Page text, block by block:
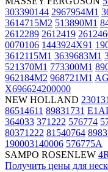
303390144 2967954M1
3614715M2 513890M1
2612289 2612419
0070106 1443924X91
3612115M1 3639683M1
521370M1 773300M1
962184M2 968721M1
X696624200000
NEW HOLLAND 230131
86514611 89831731
364033 371222 576774
80371222 81540764
190003140006 576775A
SAMPO ROSENLEW
Получить цены для